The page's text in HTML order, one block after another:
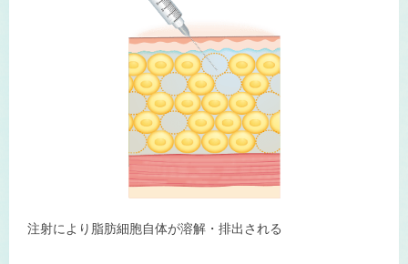
注射により脂肪細胞自体が溶解・排出される